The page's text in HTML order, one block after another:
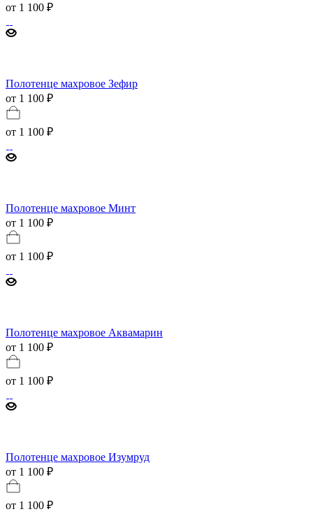
от 1 100 ₽
Полотенце махровое Зефир
от 1 100 ₽
от 1 100 ₽
Полотенце махровое Минт
от 1 100 ₽
от 1 100 ₽
Полотенце махровое Аквамарин
от 1 100 ₽
от 1 100 ₽
Полотенце махровое Изумруд
от 1 100 ₽
от 1 100 ₽